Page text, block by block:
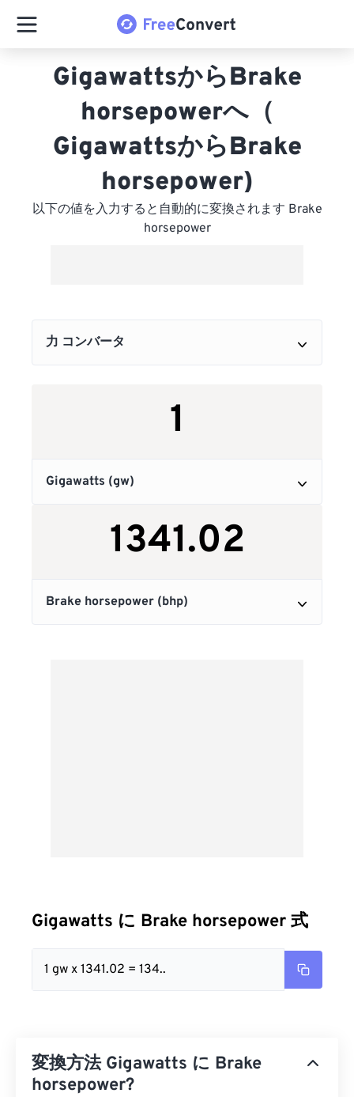
GigawattsからBrake
horsepowerへ（
GigawattsからBrake
horsepower)
以下の値を入力すると自動的に変換されます Brake
horsepower
Gigawatts に Brake horsepower 式
1 gw x 1341.02 = 134..
変換方法 Gigawatts に Brake
horsepower?